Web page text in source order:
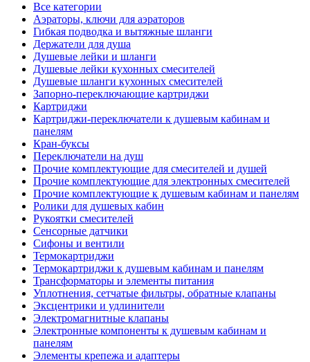
Все категории
Аэраторы, ключи для аэраторов
Гибкая подводка и вытяжные шланги
Держатели для душа
Душевые лейки и шланги
Душевые лейки кухонных смесителей
Душевые шланги кухонных смесителей
Запорно-переключающие картриджи
Картриджи
Картриджи-переключатели к душевым кабинам и
панелям
Кран-буксы
Переключатели на душ
Прочие комплектующие для смесителей и душей
Прочие комплектующие для электронных смесителей
Прочие комплектующие к душевым кабинам и панелям
Ролики для душевых кабин
Рукоятки смесителей
Сенсорные датчики
Сифоны и вентили
Термокартриджи
Термокартриджи к душевым кабинам и панелям
Трансформаторы и элементы питания
Уплотнения, сетчатые фильтры, обратные клапаны
Эксцентрики и удлинители
Электромагнитные клапаны
Электронные компоненты к душевым кабинам и
панелям
Элементы крепежа и адаптеры